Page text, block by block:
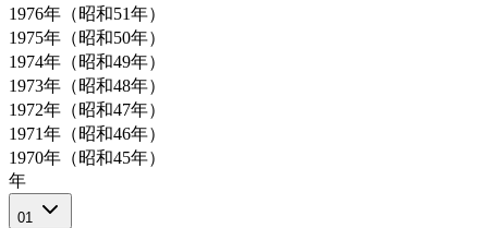
1976年（昭和51年）
1975年（昭和50年）
1974年（昭和49年）
1973年（昭和48年）
1972年（昭和47年）
1971年（昭和46年）
1970年（昭和45年）
年
01